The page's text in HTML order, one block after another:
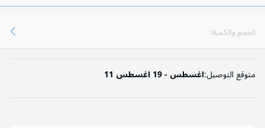
الحجم والكمية:
متوقع التوصيل:11 اغسطس - 19 اغسطس